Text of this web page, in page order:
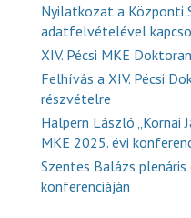
Nyilatkozat a Központi
adatfelvételével
XIV. Pécsi MKE
Felhívás a XIV. Pécsi
részvételre
Halpern László „Kornai
MKE 2025. évi
Szentes Balázs
konferenciáján